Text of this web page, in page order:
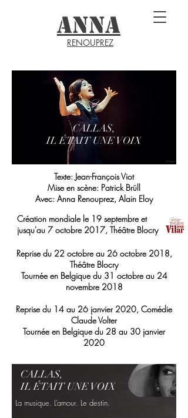
ANNA
RENOUPREZ
CALLAS,
IL ÉTAIT UNE VOIX
INTRIGUE
Texte: Jean-François Viot
Mise en scène: Patrick Brüll
Avec: Anna Renouprez, Alain Eloy
Création mondiale le 19 septembreet
jusqu'au 7 octobre 2017, Théâtre Blocry
Reprise du 22 octobre au 26 octobre 2018,
Théâtre Blocry
Tournée en Belgique du 31 octobre au 24
novembre 2018
Reprise du 14 au 26 janvier 2020, Comédie
Claude Volter
Tournée en Belgique du 28 au 30 janvier
2020
CALLAS,
IL ÉTAIT UNE VOIX
La musique. L’amour. Le destin.